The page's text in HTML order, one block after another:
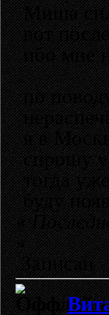
Миша
вот
ибо мне
по
я в
спрошу
тогда
буду
«
»
Записан